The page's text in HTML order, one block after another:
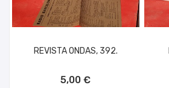
REVISTA ONDAS, 392.
5,00 €